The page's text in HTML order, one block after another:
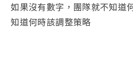
如果沒有數字，團隊就不知道
知道何時該調整策略